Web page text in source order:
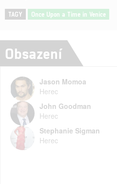
TAGY Once Upon a Time in Venice
Obsazení
Jason Momoa
Herec
John Goodman
Herec
Stephanie Sigman
Herec